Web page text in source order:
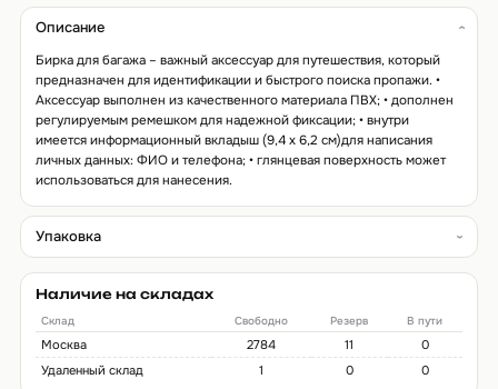
Описание
Бирка для багажа – важный аксессуар для путешествия, который
предназначен для идентификации и быстрого поиска пропажи. •
Аксессуар выполнен из качественного материала ПВХ; • дополнен
регулируемым ремешком для надежной фиксации; • внутри
имеется информационный вкладыш (9,4 х 6,2 см)для написания
личных данных: ФИО и телефона; • глянцевая поверхность может
использоваться для нанесения.
Упаковка
Наличие на складах
Склад Свободно Резерв В пути
Москва 2784 11
0
Удаленный склад
1 0 0